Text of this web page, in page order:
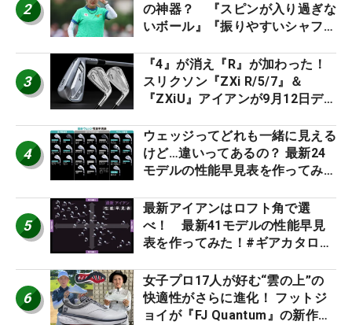
2
の神器？ 『スピンが入り過ぎな
いボール』『振りやすいシャフ
ー』 #女子プロセッティング
3
『4』が消え『R』が加わった！
スリクソン『ZXi R/5/7』＆
『ZXiU』アイアンが9月12日デ
4
ウェッジってどれも一緒に見える
けど…違いってあるの？ 最新24
モデルの性能早見表を作ってみ
5
最新アイアンはロフト角で選
べ！ 最新41モデルの性能早見
表を作ってみた！#ギアカタログ
6
女子プロ17人が好む“雲の上”の
快適性がさらに進化！ フットジ
ョイが『FJ Quantum』の新作を